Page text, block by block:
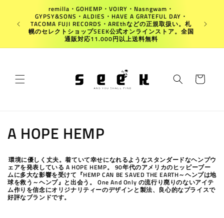
directamente
al contenido
remilla・GOHEMP・VOIRY・Nasngwam・
GYPSY&SONS・ALDIES・HAVE A GRATEFUL DAY・
TACOMA FUJI RECORDS・AREthなどの正規取扱い。札
幌のセレクトショップSEEK公式オンラインストア。全国
通販対応11.000円以上送料無料
Carrito
C
o
l
e
A HOPE HEMP
環境に優しく丈夫。着ていて幸せになれるようなスタンダードなヘンプウ
ェアを発表している A HOPE HEMP。 90年代のアメリカのヒッピーブー
ムに多大な影響を受けて『HEMP CAN BE SAVED THE EARTH～ヘンプは地
球を救う～ヘンプ』と出会う。 One And Only の流行り廃りのないアイテ
ム作りを信念にオリジナリティーのデザインと製法、良心的なプライスで
好評なブランドです。